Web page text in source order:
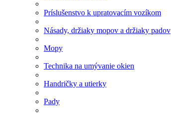
Príslušenstvo k upratovacím vozíkom
Násady, držiaky mopov a držiaky padov
Mopy
Technika na umývanie okien
Handričky a utierky
Pady